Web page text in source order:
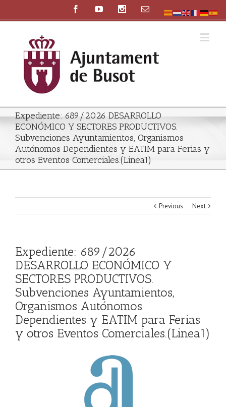
Expediente: 689/2026 DESARROLLO
ECONÓMICO Y SECTORES PRODUCTIVOS.
Subvenciones Ayuntamientos, Organismos
Autónomos Dependientes y EATIM para Ferias y
otros Eventos Comerciales.(Linea1)
Previous Next
Expediente: 689/2026
DESARROLLO ECONÓMICO Y
SECTORES PRODUCTIVOS.
Subvenciones Ayuntamientos,
Organismos Autónomos
Dependientes y EATIM para Ferias
y otros Eventos Comerciales.(Linea1)